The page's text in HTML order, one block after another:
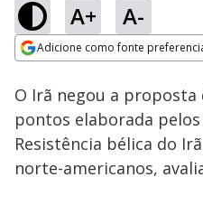
A+ A-
Adicione como fonte
Ativar
Loaded :
16.53%
O Irã negou a proposta
pontos elaborada
Resistência bélica do
norte-americanos,